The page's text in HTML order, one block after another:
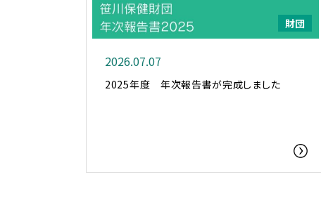
財団
2026.07.07
2025年度 年次報告書が完成しました